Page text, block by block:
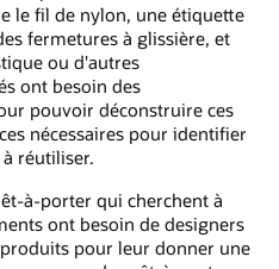
le fil de nylon, une étiquette
fermetures à glissière, et
ou d'autres
ont besoin des
pouvoir déconstruire ces
nécessaires pour identifier
réutiliser.
à-porter qui cherchent à
ont besoin de designers
pour leur donner une